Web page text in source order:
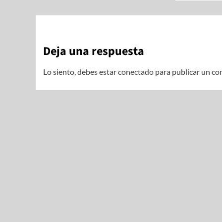
Deja una respuesta
Lo siento, debes estarconectado para publicar un